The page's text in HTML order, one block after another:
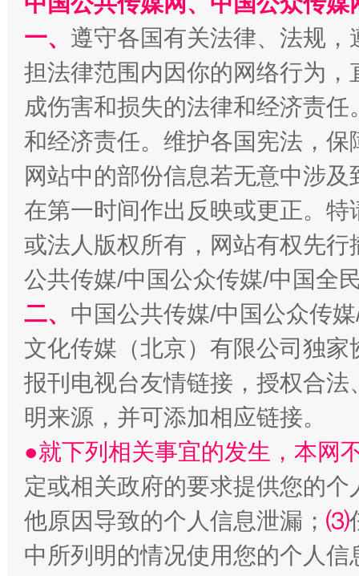
习近平的博鳌关键词
魏明
“刷贴”乱象丛生
生
揭批美国五大"原罪" "
一、 遵守各国有关法律、法规
担法律范围内因你的网络行为
成伤害和损失的法律和经济责
和经济责任。维护各国宪法，
网站中的部份信息若无意中涉
在第一时间作出反映或更正。
或法人版权所有，网站有权先
公共传媒/中国公众传媒/中国全
二、 中国公共传媒/中国公众传
文化传媒（北京）有限公司独
报刊电视台友情链接，授权合
明来源，并可添加相应链接。
●就下列相关事宜的发生，本网
定或相关政府的要求提供您的个
他原因导致的个人信息泄漏； ⑶
中所列明的情况使用您的个人